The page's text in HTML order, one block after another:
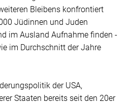
Bleibens konfrontiert
Jüdinnen und Juden
im Ausland Aufnahme finden -
im Durchschnitt der Jahre
der USA,
Staaten bereits seit den 20er